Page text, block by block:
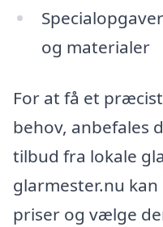
og materialer
For at få et
behov, anbefales
tilbud fra lokale
glarmester.nu
priser og vælge